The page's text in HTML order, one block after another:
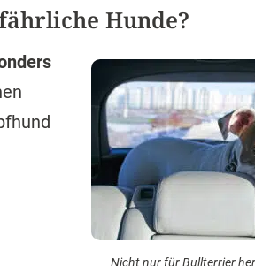
Hunde?
Nicht nur für Bullterrier